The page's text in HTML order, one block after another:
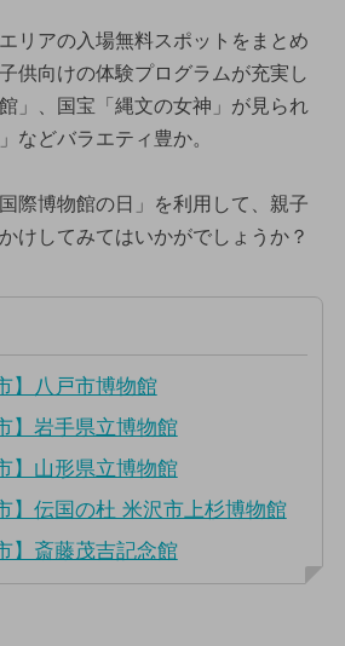
リアの入場無料スポットをまとめ
供向けの体験プログラムが充実し
」、国宝「縄文の女神」が見られ
などバラエティ豊か。
際博物館の日」を利用して、親子
けしてみてはいかがでしょうか？
】八戸市博物館
】岩手県立博物館
】山形県立博物館
】伝国の杜 米沢市上杉博物館
】斎藤茂吉記念館